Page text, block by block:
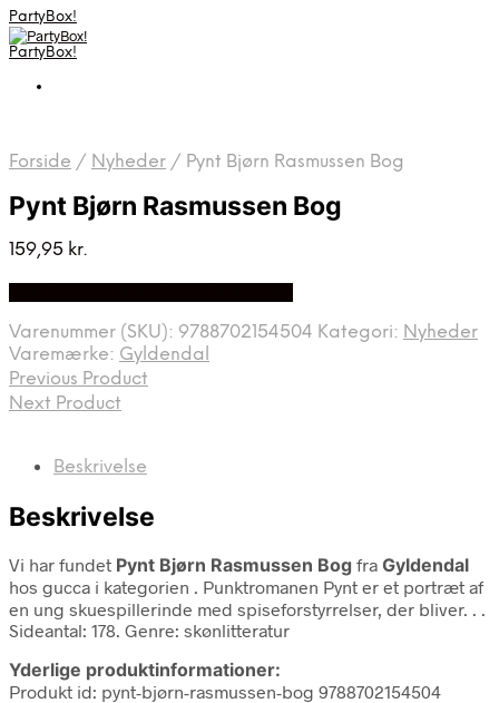
PartyBox!
PartyBox!
Forside / Nyheder / Pynt Bjørn Rasmussen Bog
Pynt Bjørn Rasmussen Bog
159,95 kr.
Varenummer (SKU): 9788702154504 Kategori: Nyheder
Varemærke: Gyldendal
Previous Product
Next Product
Beskrivelse
Beskrivelse
Vi har fundet Pynt Bjørn Rasmussen Bog fra Gyldendal
hos gucca i kategorien . Punktromanen Pynt er et portræt af
en ung skuespillerinde med spiseforstyrrelser, der bliver. . .
Sideantal: 178. Genre: skønlitteratur
Yderlige produktinformationer:
Produkt id: pynt-bjørn-rasmussen-bog 9788702154504